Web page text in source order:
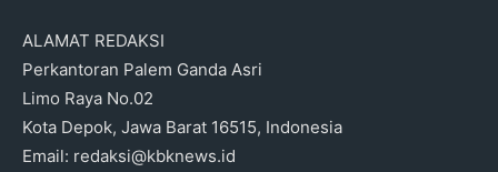
ALAMAT REDAKSI
Perkantoran Palem Ganda Asri
Limo Raya No.02
Kota Depok, Jawa Barat 16515, Indonesia
Email: redaksi@kbknews.id